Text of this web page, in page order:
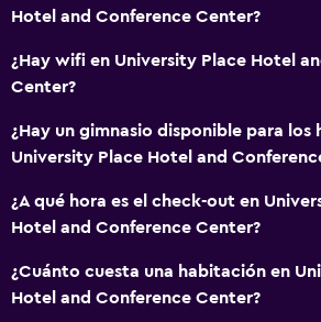
Tina de baño
Secador de pelo
Aseo
Papel higiénico
Baño privado
Sistema de entretenimiento
Radio
TV de pantalla plana
Hotel and Conference Center?
¿Hay wifi en University Place Hotel
Center?
¿Hay un gimnasio disponible para los
University Place Hotel and
¿A qué hora es el check-out en
Hotel and Conference Center?
¿Cuánto cuesta una habitación en
Hotel and Conference Center?